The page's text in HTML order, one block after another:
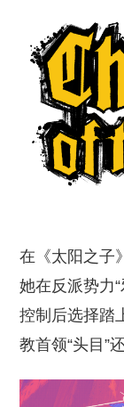
在《太阳之子
她在反派势力
控制后选择踏
教首领“头目”还